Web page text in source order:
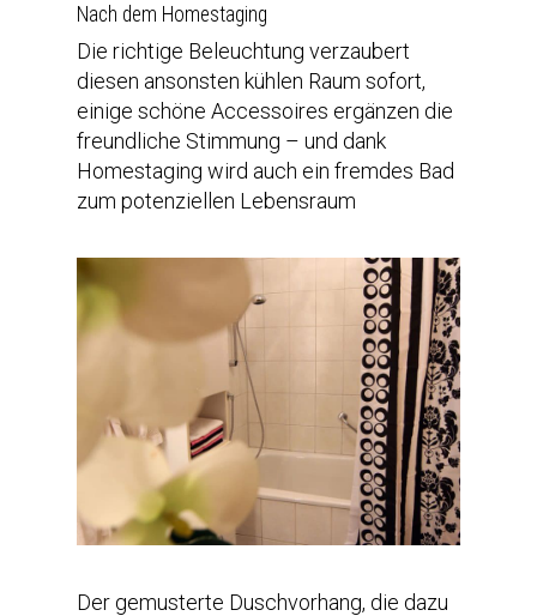
Nach dem Homestaging
Die richtige Beleuchtung verzaubert
diesen ansonsten kühlen Raum sofort,
einige schöne Accessoires ergänzen die
freundliche Stimmung – und dank
Homestaging wird auch ein fremdes Bad
zum potenziellen Lebensraum
Der gemusterte Duschvorhang, die dazu